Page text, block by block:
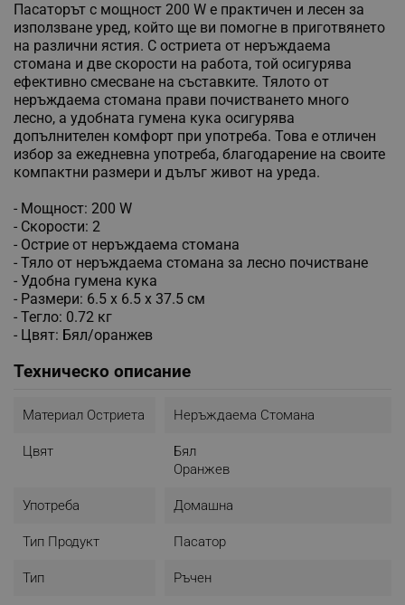
Пасаторът с мощност 200 W е практичен и лесен за
използване уред, който ще ви помогне в приготвянето
на различни ястия. С остриета от неръждаема
стомана и две скорости на работа, той осигурява
ефективно смесване на съставките. Тялото от
неръждаема стомана прави почистването много
лесно, а удобната гумена кука осигурява
допълнителен комфорт при употреба. Това е отличен
избор за ежедневна употреба, благодарение на своите
компактни размери и дълъг живот на уреда.
- Мощност: 200 W
- Скорости: 2
- Острие от неръждаема стомана
- Тяло от неръждаема стомана за лесно почистване
- Удобна гумена кука
- Размери: 6.5 х 6.5 х 37.5 см
- Тегло: 0.72 кг
- Цвят: Бял/оранжев
Техническо описание
Материал Остриета Неръждаема Стомана
Цвят
Бял
Оранжев
Употреба Домашна
Тип Продукт Пасатор
Тип Ръчен